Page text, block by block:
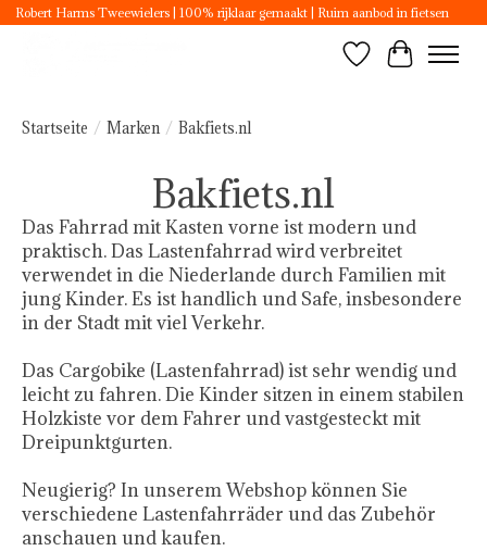
Robert Harms Tweewielers | 100% rijklaar gemaakt | Ruim aanbod in fietsen
Wunschzettel
Ihr
Startseite / Marken / Bakfiets.nl
Bakfiets.nl
Das Fahrrad mit Kasten vorne ist modern und
praktisch. Das Lastenfahrrad wird verbreitet
verwendet in die Niederlande durch Familien mit
jung Kinder. Es ist handlich und Safe, insbesondere
in der Stadt mit viel Verkehr.
Das Cargobike (Lastenfahrrad) ist sehr wendig und
leicht zu fahren. Die Kinder sitzen in einem stabilen
Holzkiste vor dem Fahrer und vastgesteckt mit
Dreipunktgurten.
Neugierig? In unserem Webshop können Sie
verschiedene Lastenfahrräder und das Zubehör
anschauen und kaufen.